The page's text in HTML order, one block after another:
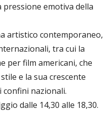
emotiva della
artistico contemporaneo,
tra cui la
per film americani, che
e la sua crescente
nazionali.
dalle 14,30 alle 18,30.